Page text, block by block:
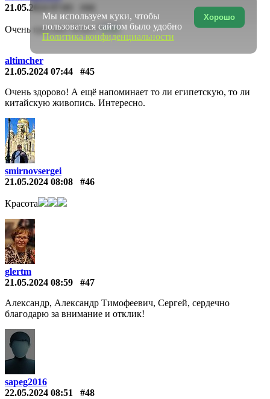
21.05.2024 07:03
Очень красиво! Класс!
altimcher
21.05.2024 07:44
#45
Очень здорово! А ещё напоминает то ли египетскую, то ли
китайскую живопись. Интересно.
smirnovsergei
21.05.2024 08:08
#46
Красота
glertm
21.05.2024 08:59
#47
Александр, Александр Тимофеевич, Сергей, сердечно
благодарю за внимание и отклик!
sapeg2016
22.05.2024 08:51
#48
Хорошо
Мы используем куки, чтобы
пользоваться сайтом было удобно
Политика конфиденциальности